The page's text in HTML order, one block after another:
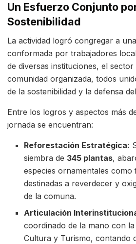
Un Esfuerzo Conjunto
Sostenibilidad
La actividad logró congregar a
conformada por trabajadores
de diversas instituciones, el
comunidad organizada, todos
de la sostenibilidad y la defensa
Entre los logros y aspectos más
jornada se encuentran:
Reforestación Estratégica:
siembra de 345 plantas,
especies ornamentales como
destinadas a reverdecer y
de la comuna.
Articulación
coordinado de la mano con
Cultura y Turismo, contando